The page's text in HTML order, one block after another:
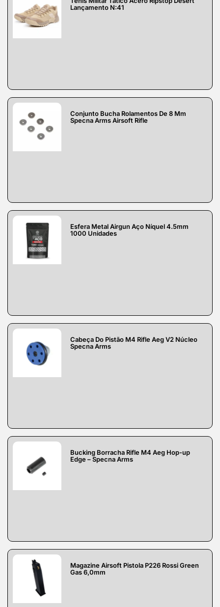
Lançamento N:41
Conjunto Bucha Rolamentos De 8 Mm
Specna Arms Airsoft Rifle
Esfera Metal Airgun Aço Níquel 4.5mm
1000 Unidades
Cabeça Do Pistão M4 Rifle Aeg V2 Núcleo
Specna Arms
Bucking Borracha Rifle M4 Aeg Hop-up
Edge – Specna Arms
Magazine Airsoft Pistola P226 Rossi Green
Gas 6,0mm